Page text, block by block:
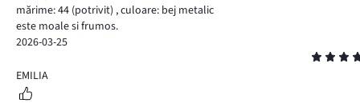
mărime: 44 (potrivit) ,culoare: bej metalic
este moale si frumos.
2026-03-25
5
EMILIA